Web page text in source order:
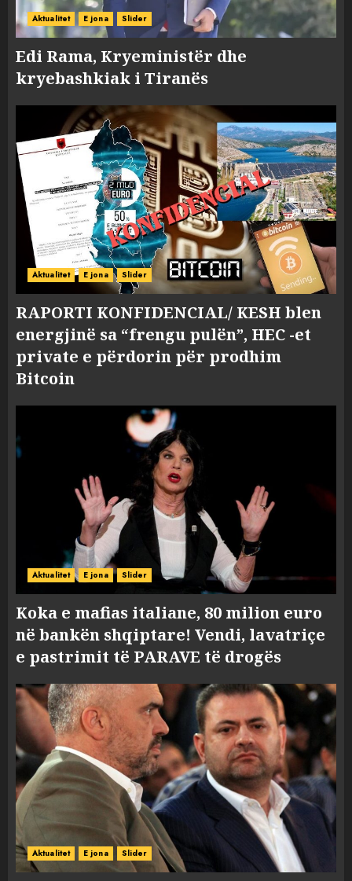
Aktualitet E jona Slider
Edi Rama, Kryeministër dhe
kryebashkiak i Tiranës
Aktualitet E jona Slider
RAPORTI KONFIDENCIAL/ KESH blen
energjinë sa “frengu pulën”, HEC -et
private e përdorin për prodhim
Bitcoin
Aktualitet E jona Slider
Koka e mafias italiane, 80 milion euro
në bankën shqiptare! Vendi, lavatriçe
e pastrimit të PARAVE të drogës
Aktualitet E jona Slider